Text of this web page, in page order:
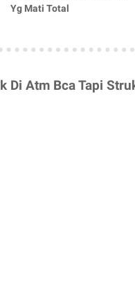
Yg Mati Total
Di Atm Bca Tapi